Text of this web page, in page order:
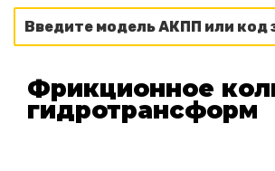
Фрикционное
гидротрансформ